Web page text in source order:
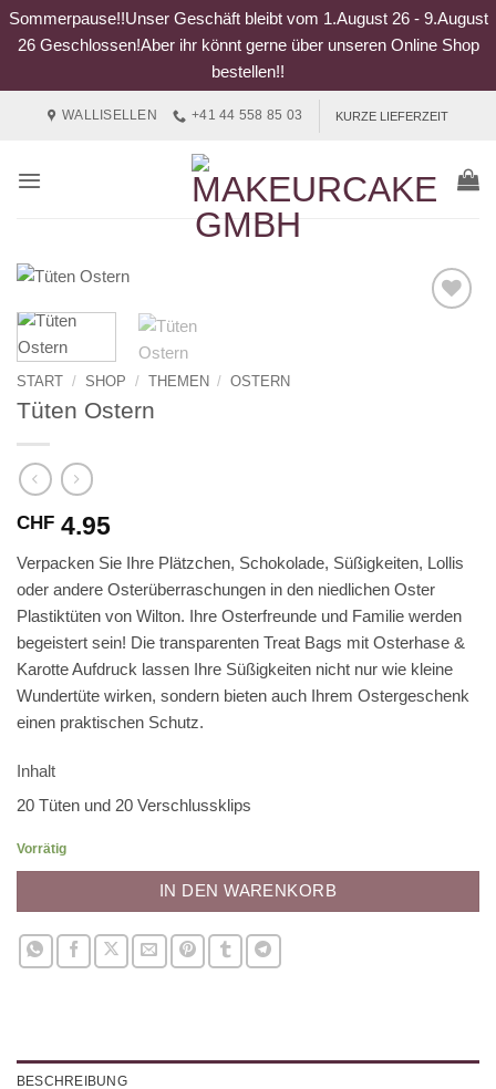
Sommerpause!!Unser Geschäft bleibt vom 1.August 26 - 9.August
26 Geschlossen!Aber ihr könnt gerne über unseren Online Shop
bestellen!!
WALLISELLEN +41 44 558 85 03 KURZE LIEFERZEIT
START / SHOP / THEMEN / OSTERN
Tüten Ostern
CHF 4.95
Verpacken Sie Ihre Plätzchen, Schokolade, Süßigkeiten, Lollis
oder andere Osterüberraschungen in den niedlichen Oster
Plastiktüten von Wilton. Ihre Osterfreunde und Familie werden
begeistert sein! Die transparenten Treat Bags mit Osterhase &
Karotte Aufdruck lassen Ihre Süßigkeiten nicht nur wie kleine
Wundertüte wirken, sondern bieten auch Ihrem Ostergeschenk
einen praktischen Schutz.
Inhalt
20 Tüten und 20 Verschlussklips
Vorrätig
IN DEN WARENKORB
BESCHREIBUNG